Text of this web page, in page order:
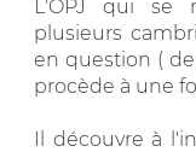
L'OPJ qui se
plusieurs
en question (
procède à une
Il découvre à